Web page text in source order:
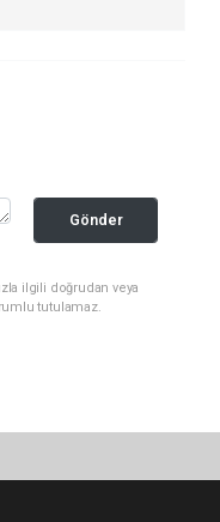
Gönder
ilgili doğrudan veya
tutulamaz.